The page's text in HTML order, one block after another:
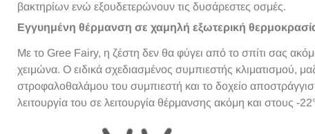
βακτηρίων ενώ εξουδετερώνουν τις δυσάρεστες οσμές.
Εγγυημένη θέρμανση σε χαμηλή εξωτερική
Με το Gree Fairy, η ζέστη δεν θα φύγει από το σπίτι σας
χειμώνα. Ο ειδικά σχεδιασμένος συμπιεστής κλιματισμού,
στροφαλοθαλάμου του συμπιεστή και το δοχείο
λειτουργία του σε λειτουργία θέρμανσης ακόμη και στους -